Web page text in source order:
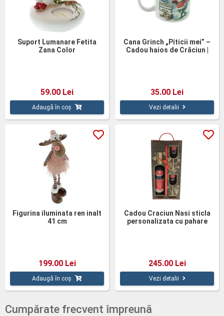
Suport Lumanare Fetita
Zana Color
59.00 Lei
Adaugă în coș
Cana Grinch „Piticii mei” –
Cadou haios de Crăciun |
35.00 Lei
Vezi detalii
Figurina iluminata ren inalt
41 cm
199.00 Lei
Adaugă în coș
Cadou Craciun Nasi sticla
personalizata cu pahare
245.00 Lei
Vezi detalii
Cumpărate frecvent împreună